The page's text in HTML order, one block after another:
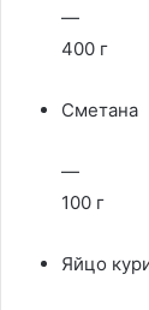
—
400 г
Сметана
—
100 г
Яйцо